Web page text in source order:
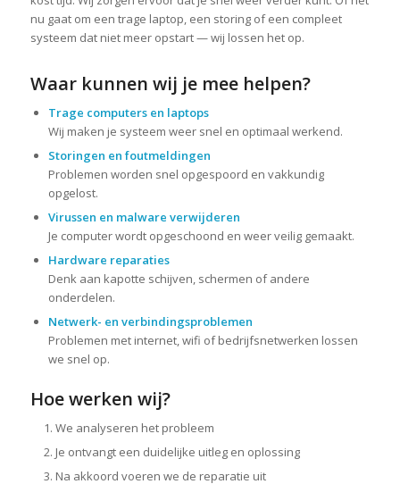
nu gaat om een trage laptop, een storing of een compleet
systeem dat niet meer opstart — wij lossen het op.
Waar kunnen wij je mee helpen?
Trage computers en laptops
Wij maken je systeem weer snel en optimaal werkend.
Storingen en foutmeldingen
Problemen worden snel opgespoord en vakkundig
opgelost.
Virussen en malware verwijderen
Je computer wordt opgeschoond en weer veilig gemaakt.
Hardware reparaties
Denk aan kapotte schijven, schermen of andere
onderdelen.
Netwerk- en verbindingsproblemen
Problemen met internet, wifi of bedrijfsnetwerken lossen
we snel op.
Hoe werken wij?
We analyseren het probleem
Je ontvangt een duidelijke uitleg en oplossing
Na akkoord voeren we de reparatie uit